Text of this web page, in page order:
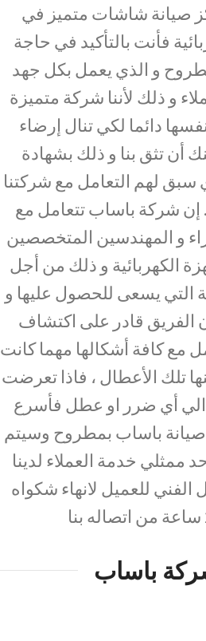
صيانة شاشات متميز في
فأنت بالتأكيد في حاجة
و الذي يعمل بكل جهد
و ذلك لأننا شركة متميزة
دائما لكي تنال إرضاء
أن تثق بنا و ذلك بشهادة
سبق لهم التعامل مع شركتنا
إن شركة باساب تتعامل مع
و المهندسين المتخصصين
الكهربائية و ذلك من أجل
التي يسعى للحصول عليها و
الفريق قادر على اكتشاف
مع كافة أشكالها مهما كانت
تلك الأعطال ، فاذا تعرضت
أي ضرر او عطل فأسرع
صيانة باساب بمطروح وسيتم
ممثلي خدمة العملاء لدينا
الفني للعميل لانهاء شكواه
باساب